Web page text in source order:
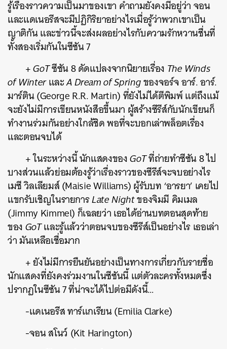
รู้เรื่องราวความเป็นมาของเขา คำถามยังคงมีอยู่ว่า จอน
และแดเนอรีสจะมีปฏิกิริยาอย่างไรเมื่อรู้ว่าพวกเขาเป็น
ญาติกัน และข่าวนี้จะส่งผลอย่างไรกับความรักหวานชื่นที่
ทั้งสองเริ่มกันในซีซัน 7
+GoTซีซัน 8 ดัดแปลงจากนิยายเรื่อง The Winds
of WinterและA Dream of Springของจอร์จ อาร์. อาร์.
มาร์ติน (George R.R. Martin) ที่ยังไม่ได้ตีพิมพ์ แต่ถึงแม้
จะยังไม่มีการเขียนหนังสือขึ้นมา ผู้สร้างซีรีส์กับนักเขียนก็
ทำงานร่วมกันอย่างใกล้ชิด พอที่จะบอกเล่าพล็อตเรื่อง
และตอนจบได้
+ ในระหว่างนี้ นักแสดงของGoTที่ถ่ายทำซีซัน 8 ไป
บางส่วนแล้วย่อมต้องรู้ว่าเรื่องราวของซีรีส์จะจบอย่างไร
เมซี วิลเลียมส์ (Maisie Williams) ผู้รับบท ‘อารยา’ เคยไป
แขกรับเชิญในรายการLate Nightของจิมมี คิมเมล
(Jimmy Kimmel) ก็เฉลยว่า เธอได้อ่านบทตอนสุดท้าย
ของGoTและรู้แล้วว่าตอนจบของซีรีส์เป็นอย่างไร เธอเล่า
ว่า มันเหลือเชื่อมาก
+ ยังไม่มีการยืนยันอย่างเป็นทางการเกี่ยวกับรายชื่อ
นักแสดงที่ยังคงร่วมงานในซีซันนี้ แต่ตัวละครทั้งหมดซึ่ง
ปรากฏในซีซัน 7 ที่น่าจะได้ไปต่อมีดังนี้…
-แดเนอรีส ทาร์แกเรียน (Emilia Clarke)
-จอน สโนว์ (Kit Harington)
ค้นหา
SHARE